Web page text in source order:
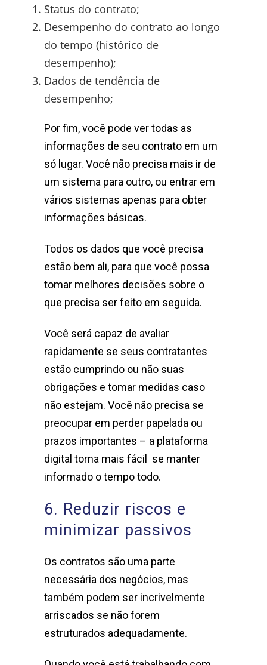
Status do contrato;
Desempenho do contrato ao longo
do tempo (histórico de
desempenho);
Dados de tendência de
desempenho;
Por fim, você pode ver todas as
informações de seu contrato em um
só lugar. Você não precisa mais ir de
um sistema para outro, ou entrar em
vários sistemas apenas para obter
informações básicas.
Todos os dados que você precisa
estão bem ali, para que você possa
tomar melhores decisões sobre o
que precisa ser feito em seguida.
Você será capaz de avaliar
rapidamente se seus contratantes
estão cumprindo ou não suas
obrigações e tomar medidas caso
não estejam. Você não precisa se
preocupar em perder papelada ou
prazos importantes – a plataforma
digital torna mais fácil se manter
informado o tempo todo.
6. Reduzir riscos e
minimizar passivos
Os contratos são uma parte
necessária dos negócios, mas
também podem ser incrivelmente
arriscados se não forem
estruturados adequadamente.